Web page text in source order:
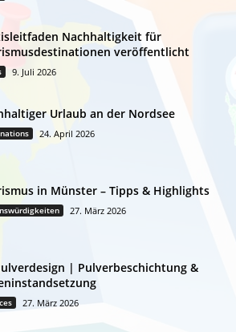
Nachhaltigkeit für
veröffentlicht
9. Juli 2026
Urlaub an der Nordsee
24. April 2026
in Münster – Tipps & Highlights
27. März 2026
| Pulverbeschichtung &
27. März 2026